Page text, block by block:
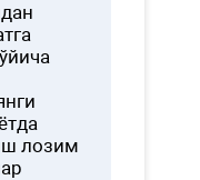
лозим